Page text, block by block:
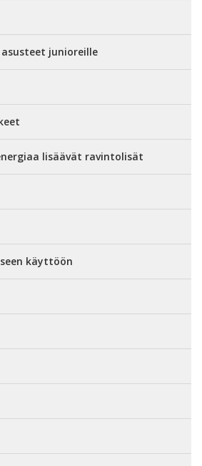
junioreille
lisäävät ravintolisät
käyttöön